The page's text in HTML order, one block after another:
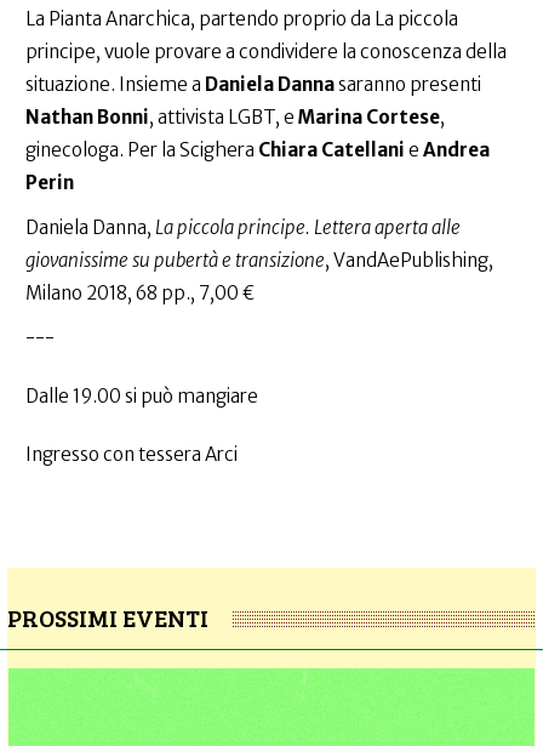
La Pianta Anarchica, partendo proprio da La piccola
principe, vuole provare a condividere la conoscenza della
situazione. Insieme a Daniela Dannasaranno presenti
Nathan Bonni, attivista LGBT, e Marina Cortese,
ginecologa. Per la Scighera Chiara Catellani e Andrea
Perin
Daniela Danna, La piccola principe. Lettera aperta alle
giovanissime su pubertà e transizione, VandAePublishing,
Milano 2018, 68 pp., 7,00 €
---
Dalle 19.00 si può mangiare
Ingresso con tessera Arci
PROSSIMI EVENTI